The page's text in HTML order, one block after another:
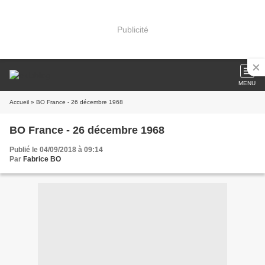
Publicité
MENU
Accueil » BO France - 26 décembre 1968
BO France - 26 décembre 1968
Publié le 04/09/2018 à 09:14
Par Fabrice BO